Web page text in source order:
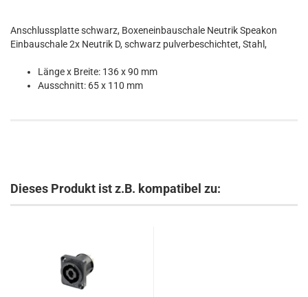
Anschlussplatte schwarz, Boxeneinbauschale Neutrik Speakon
Einbauschale 2x Neutrik D, schwarz pulverbeschichtet, Stahl,
Länge x Breite: 136 x 90 mm
Ausschnitt: 65 x 110 mm
Dieses Produkt ist z.B. kompatibel zu: